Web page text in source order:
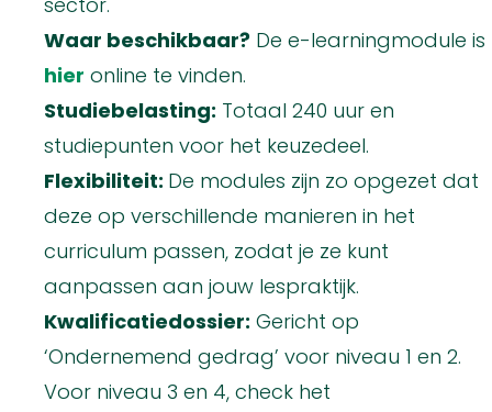
Waar beschikbaar? De e-learningmodule is
hier online te vinden.
Studiebelasting: Totaal 240 uur en
studiepunten voor het keuzedeel.
Flexibiliteit: De modules zijn zo opgezet dat
deze op verschillende manieren in het
curriculum passen, zodat je ze kunt
aanpassen aan jouw lespraktijk.
Kwalificatiedossier: Gericht op
‘Ondernemend gedrag’ voor niveau 1 en 2.
Voor niveau 3 en 4, check het